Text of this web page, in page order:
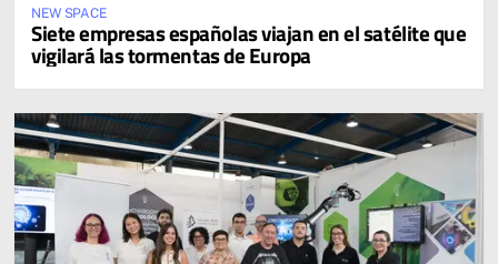
NEW SPACE
Siete empresas españolas viajan en el satélite que
vigilará las tormentas de Europa